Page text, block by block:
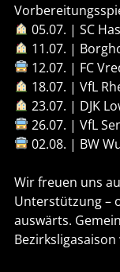
05.07. | SC
11.07. |
12.07. | FC
18.07. | VfL
23.07. | DJK
26.07. | VfL
02.08. | BW
Wir freuen uns
Unterstützung –
auswärts.